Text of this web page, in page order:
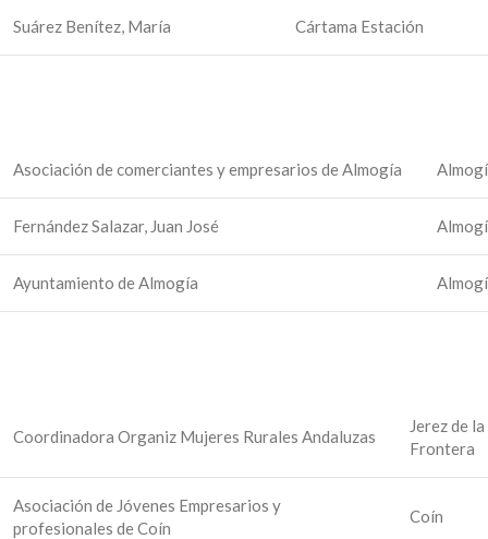
Suárez Benítez, María Cártama Estación
Asociación de comerciantes y empresarios de Almogía
Fernández Salazar, Juan José
Ayuntamiento de Almogía
Coordinadora Organiz Mujeres Rurales Andaluzas
Jerez de la
Frontera
Asociación de Jóvenes Empresarios y
profesionales de Coín
Coín